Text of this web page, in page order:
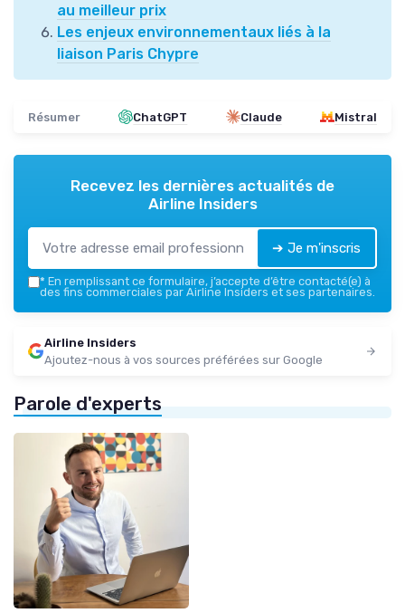
au meilleur prix
Les enjeux environnementaux liés à la
liaison Paris Chypre
Résumer ChatGPT Claude Mistral
Recevez les dernières actualités de
Airline Insiders
➔ Je m'inscris
* En remplissant ce formulaire, j’accepte d’être contacté(e) à
des fins commerciales par Airline Insiders et ses partenaires.
Airline Insiders
Ajoutez-nous à vos sources préférées sur Google
Parole d'experts